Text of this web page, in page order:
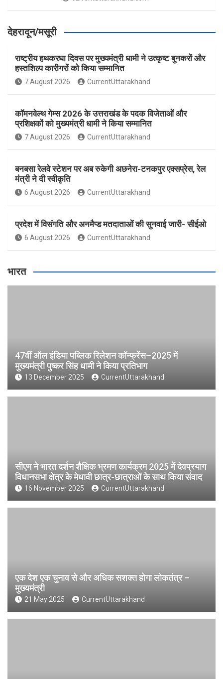
देहरादून/मसूरी
राष्ट्रीय हथकरघा दिवस पर मुख्यमंत्री धामी ने उत्कृष्ट बुनकरों और
हस्तशिल्प कारीगरों को किया सम्मानित
7 August 2026 CurrentUttarakhand
कॉमनवेल्थ गेम्स 2026 के उत्तराखंड के पदक विजेताओं और
प्रशिक्षकों को मुख्यमंत्री धामी ने किया सम्मानित
7 August 2026 CurrentUttarakhand
बनबसा रेलवे स्टेशन पर अब रुकेगी अछनेरा-टनकपुर एक्सप्रेस, रेल
मंत्री ने दी स्वीकृति
6 August 2026 CurrentUttarakhand
प्रदेश में विसंगति और अनमैप्ड मतदाताओं की सुनवाई जारी- सीईओ
6 August 2026 CurrentUttarakhand
भारत
47वीं ऑल इंडिया पब्लिक रिलेशन कॉन्फ्रेंस–2025 में
मुख्यमंत्री पुष्कर सिंह धामी ने किया प्रतिभाग
13 December 2025 CurrentUttarakhand
सीएम ने भारत दर्शन शैक्षिक भ्रमण कार्यक्रम 2025 में देवप्रयाग
विधानसभा क्षेत्र के मेधावी छात्र-छात्राओं के साथ किया संवाद
16 November 2025 CurrentUttarakhand
एक देश एक चुनाव से और अधिक सशक्त होगा लोकतंत्र –
मुख्यमंत्री
21 May 2025 CurrentUttarakhand